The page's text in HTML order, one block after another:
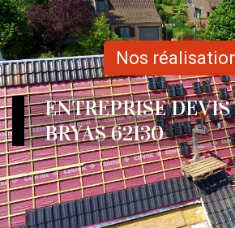
Nos
ENTREPRISE
BRYAS 62130